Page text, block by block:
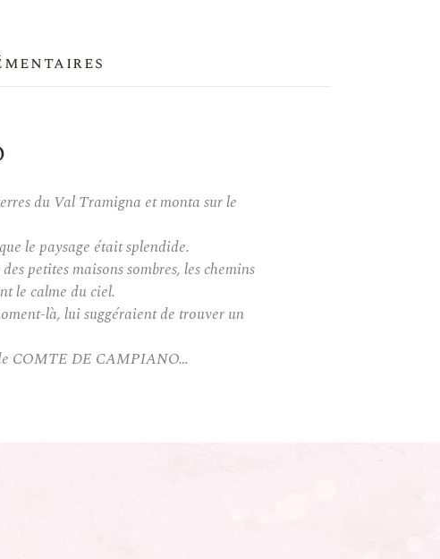
du Val Tramigna et monta sur le
le paysage était splendide.
petites maisons sombres, les chemins
le calme du ciel.
là, lui suggéraient de trouver un
COMTE DE CAMPIANO…